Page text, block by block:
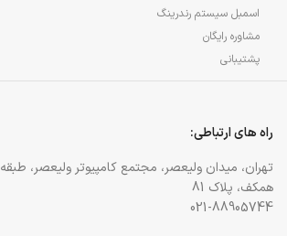
اسمبل سیستم رندرینگ
مشاوره رایگان
پشتیبانی
راه های ارتباطی:
تهران، میدان ولیعصر، مجتمع کامپیوتر ولیعصر، طبقه
همکف، پلاک 81
021-88905744